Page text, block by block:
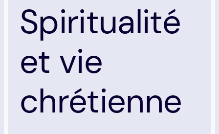
Spiritualité
et vie
chrétienne